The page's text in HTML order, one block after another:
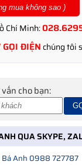
mua không sao )
Chí Minh:
GỌI ĐIỆN chúng tôi
cho bạn:
QUA SKYPE,
Bá Anh 0988 727787